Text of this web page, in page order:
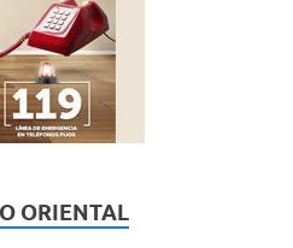
ORIENTAL